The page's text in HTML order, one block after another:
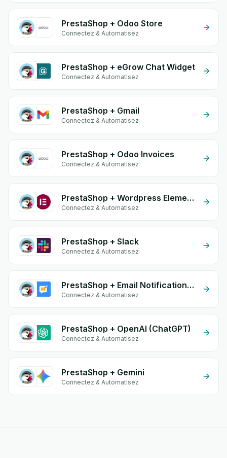
PrestaShop + Odoo Store
Connectez & Automatisez
PrestaShop + eGrow Chat Widget
Connectez & Automatisez
PrestaShop + Gmail
Connectez & Automatisez
PrestaShop + Odoo Invoices
Connectez & Automatisez
PrestaShop + Wordpress Elementor
Connectez & Automatisez
PrestaShop + Slack
Connectez & Automatisez
PrestaShop + Email Notifications by eGrow
Connectez & Automatisez
PrestaShop + OpenAI (ChatGPT)
Connectez & Automatisez
PrestaShop + Gemini
Connectez & Automatisez